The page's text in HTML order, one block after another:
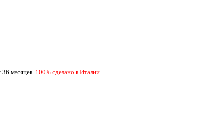
36 месяцев. 100% сделано в Италии.